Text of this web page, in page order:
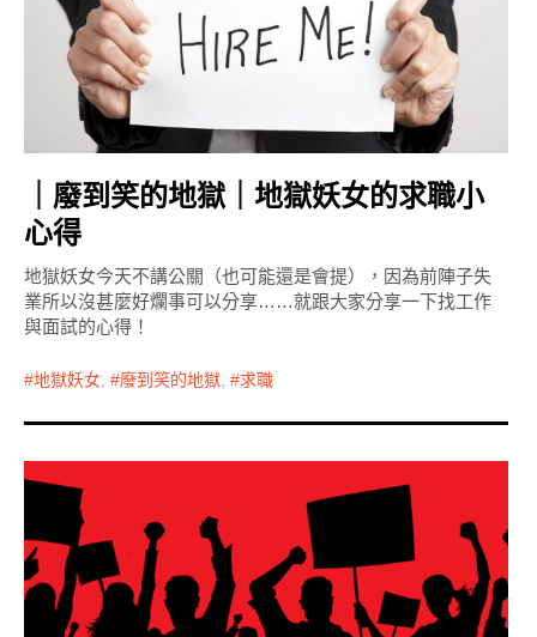
｜廢到笑的地獄｜地獄妖女的求職小
心得
地獄妖女今天不講公關（也可能還是會提），因為前陣子失
業所以沒甚麼好爛事可以分享……就跟大家分享一下找工作
與面試的心得！
地獄妖女 , 廢到笑的地獄 , 求職